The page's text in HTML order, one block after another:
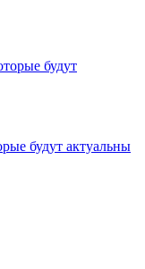
будут актуальны